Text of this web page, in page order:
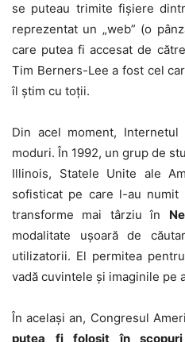
se puteau trimite fişiere
reprezentat un „web” (o
care putea fi accesat de
Tim Berners-Lee a fost cel
îl ştim cu toţii.
Din acel moment,
moduri. În 1992, un grup de
Illinois, Statele Unite ale
sofisticat pe care l-au numit
transforme mai târziu în
modalitate uşoară de
utilizatorii. El permitea
vadă cuvintele şi imaginile pe
În acelaşi an, Congresul
putea fi folosit în scopuri